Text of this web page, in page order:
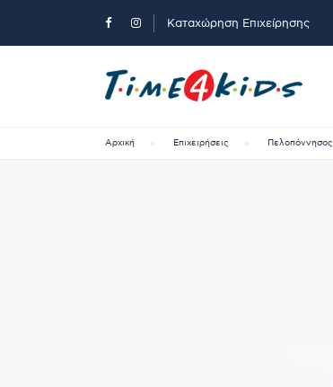
Καταχώρηση Επιχείρησης
Αρχική Επιχειρήσεις Πελοπόννησος